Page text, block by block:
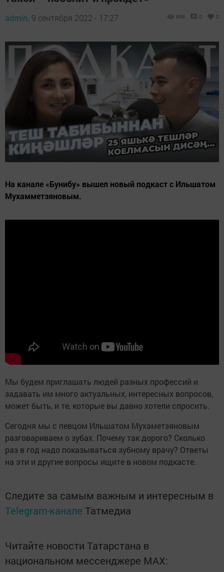
admin, 9 сентября 2022 - 17:27 698 0 0
На канале «Бунибу» вышел новый подкаст с Ильшатом
Мухамметзяновым.
Мы будем приглашать людей разных профессий и
задавать им много актуальных, интересных вопросов,
может быть, и те, которые вы давно хотели спросить.
Сегодня мы с певцом Ильшатом Мухаметзяновым
разговариваем о зубах. Почему так дорого? Сколько
раз в год надо показываться зубному врачу? Ответы
на эти и другие вопросы ищите в новом подкасте.
Следите за самым важным и интересным в
Telegram-канале Татмедиа
Читайте новости Татарстана в
национальном мессенджере MАХ: